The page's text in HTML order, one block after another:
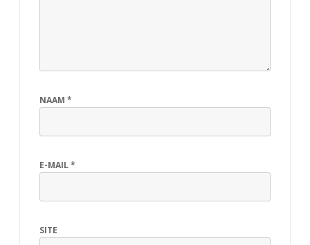
NAAM *
E-MAIL*
SITE